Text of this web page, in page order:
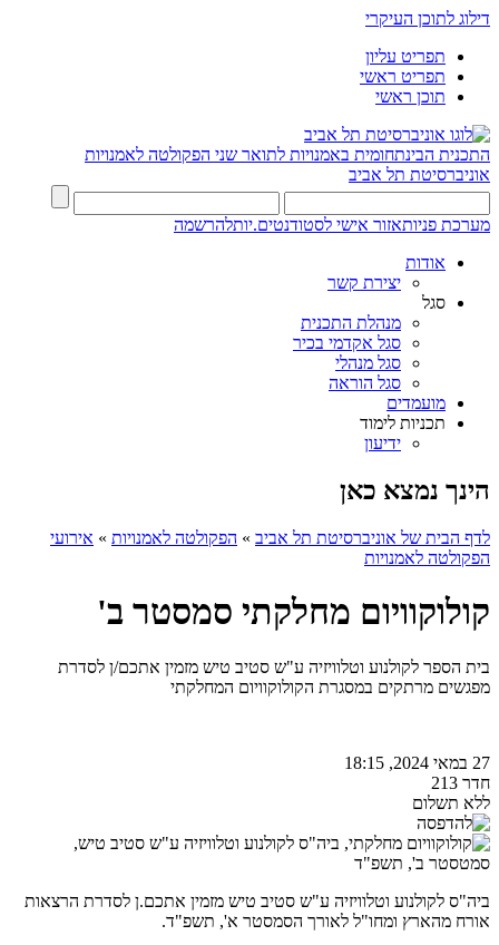
דילוג לתוכן העיקרי
תפריט עליון
תפריט ראשי
תוכן ראשי
התכנית הבינתחומית באמנויות לתואר שני הפקולטה לאמנויות
אוניברסיטת תל אביב
מערכת פניותאזור אישי לסטודנטים.יותלהרשמה
אודות
יצירת קשר
סגל
מנהלת התכנית
סגל אקדמי בכיר
סגל מנהלי
סגל הוראה
מועמדים
תכניות לימוד
ידיעון
הינך נמצא כאן
לדף הבית של אוניברסיטת תל אביב » הפקולטה לאמנויות » אירועי
הפקולטה לאמנויות
קולוקוויום מחלקתי סמסטר ב'
בית הספר לקולנוע וטלוויזיה ע"ש סטיב טיש מזמין אתכם/ן לסדרת
מפגשים מרתקים במסגרת הקולוקוויום המחלקתי
27 במאי 2024, 18:15
חדר 213
ללא תשלום
ביה"ס לקולנוע וטלוויזיה ע"ש סטיב טיש מזמין אתכם.ן לסדרת הרצאות
אורח מהארץ ומחו"ל לאורך הסמסטר א', תשפ"ד.